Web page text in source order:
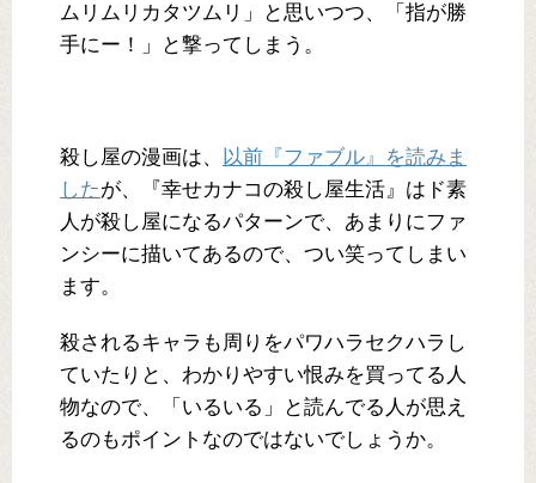
ムリムリカタツムリ」と思いつつ、「指が勝
手にー！」と撃ってしまう。
殺し屋の漫画は、 以前『ファブル』を読みま
したが、『幸せカナコの殺し屋生活』はド素
人が殺し屋になるパターンで、あまりにファ
ンシーに描いてあるので、つい笑ってしまい
ます。
殺されるキャラも周りをパワハラセクハラし
ていたりと、わかりやすい恨みを買ってる人
物なので、「いるいる」と読んでる人が思え
るのもポイントなのではないでしょうか。